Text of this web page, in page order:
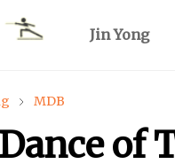
Jin Yong
MDB
of